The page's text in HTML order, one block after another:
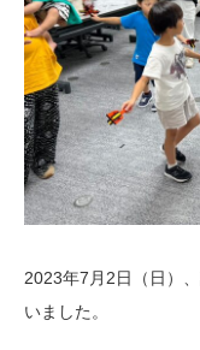
2023年7月2日（日）
いました。